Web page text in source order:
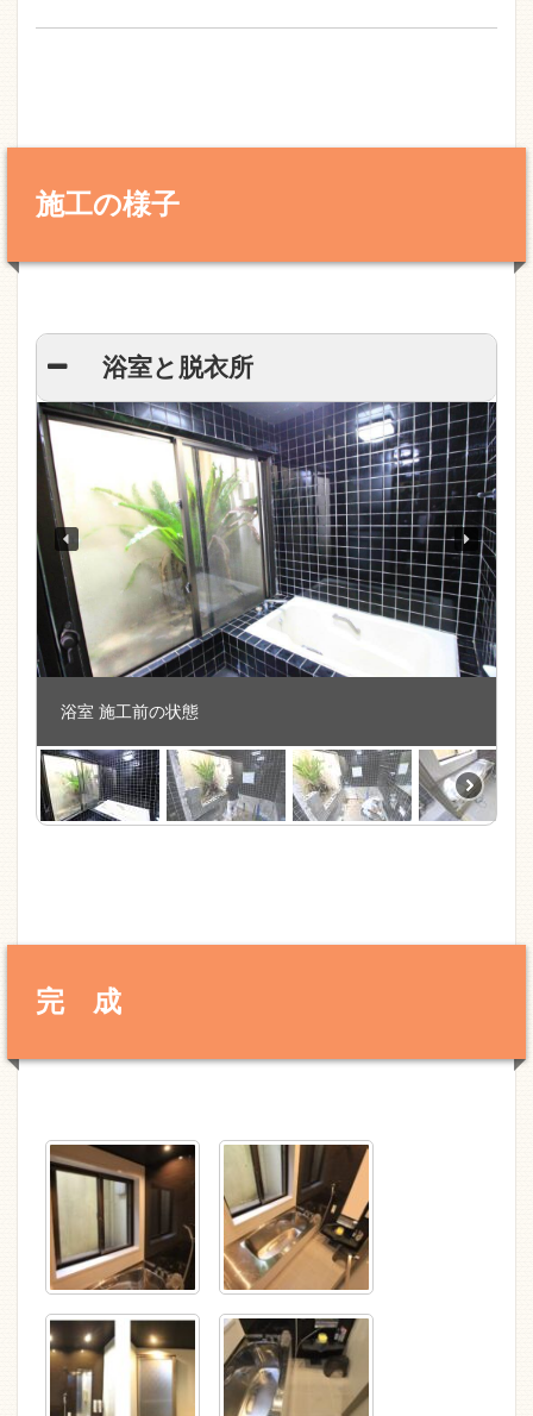
施工の様子
浴室と脱衣所
浴室 施工前の状態
完 成